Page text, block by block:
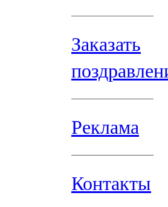
Заказать
Реклама
Контакты